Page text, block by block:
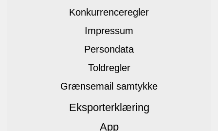
Konkurrenceregler
Impressum
Persondata
Toldregler
Grænsemail samtykke
Eksporterklæring
App